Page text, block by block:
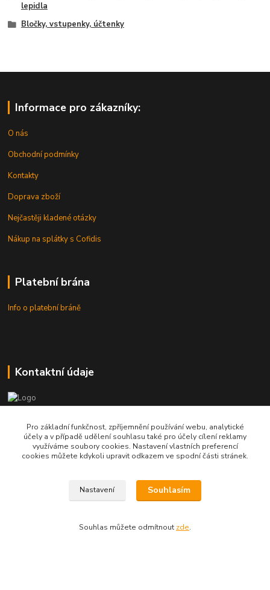
lepidla
Bločky, vstupenky, účtenky
Informace pro zákazníky:
O nás
Obchodní podmínky
Kontakty
Doprava zboží
Nejčastěji kladené otázky
Nákup na splátky s Cofidis
Platební brána
Info o platební bráně
Kontaktní údaje
Roman Petrásek - jednatel společnosti
+420 777 60 33 99
Pro základní funkčnost, zpříjemnění používání webu, analytické
účely a v případě udělení souhlasu také pro účely cílení reklamy
využíváme soubory cookies. Nastavení vlastních preferencí
cookies můžete kdykoli upravit odkazem ve spodní části stránek.
Nastavení Souhlasím
Souhlas můžete odmítnout zde.